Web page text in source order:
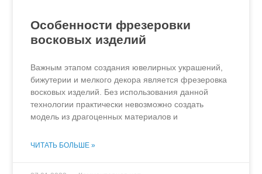
Особенности фрезеровки
восковых изделий
Важным этапом создания ювелирных украшений,
бижутерии и мелкого декора является фрезеровка
восковых изделий. Без использования данной
технологии практически невозможно создать
модель из драгоценных материалов и
ЧИТАТЬ БОЛЬШЕ »